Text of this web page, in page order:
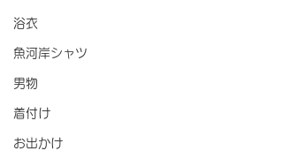
浴衣
魚河岸シャツ
男物
着付け
お出かけ